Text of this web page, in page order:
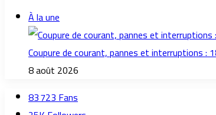
À la une
Coupure de courant, pannes et interruptions :
8 août 2026
83 723Fans